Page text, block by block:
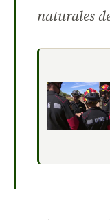
naturales